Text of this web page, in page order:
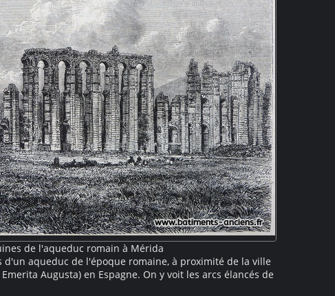
de l'aqueduc romain à Mérida
d'un aqueduc de l'époque romaine, à proximité de la ville
Augusta) en Espagne. On y voit les arcs élancés de